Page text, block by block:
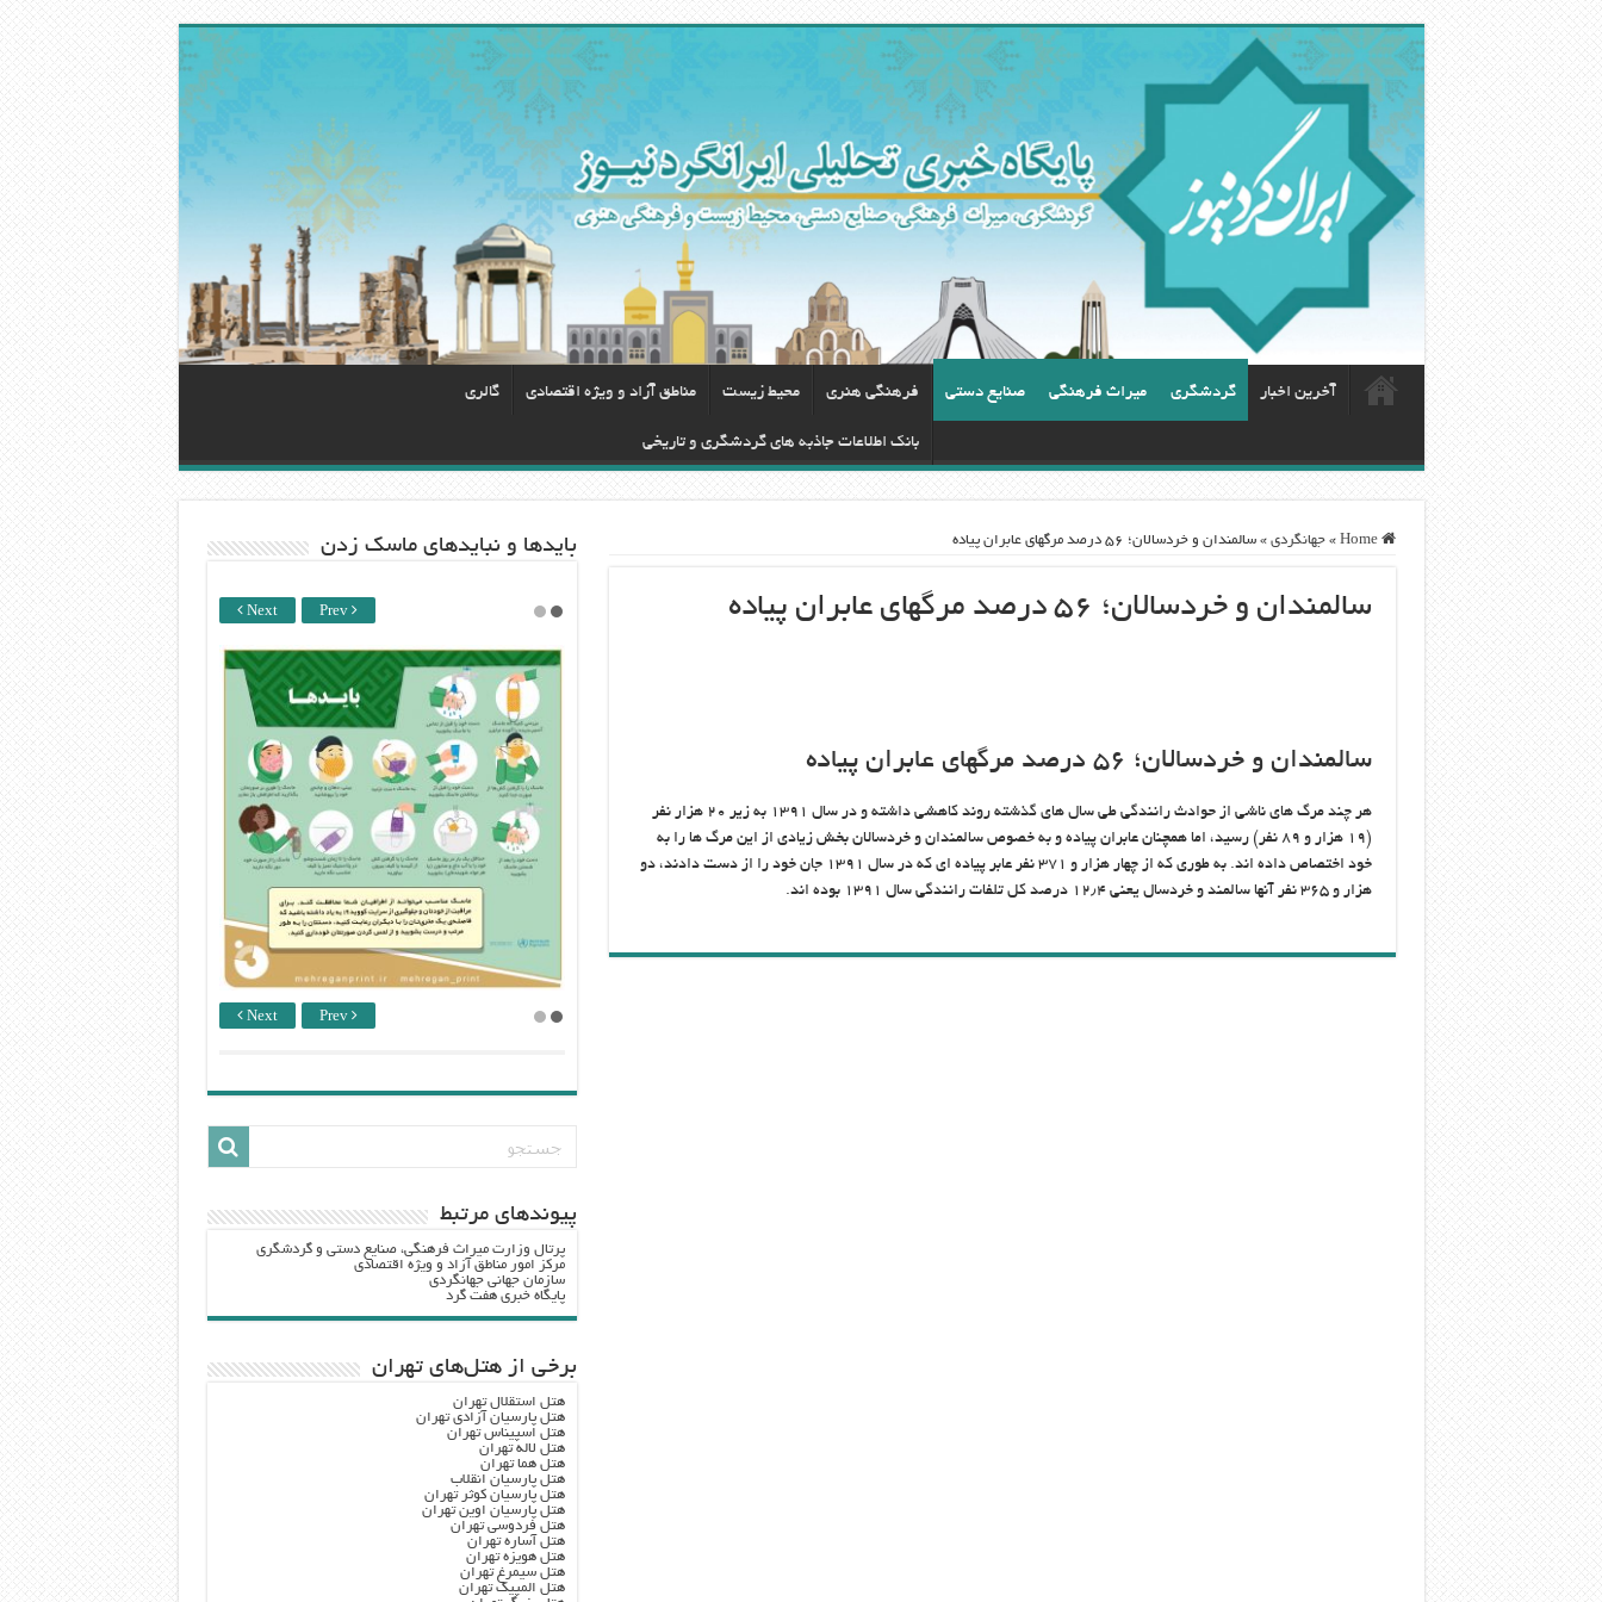
آخرین اخبار گردشگری ميراث فرهنگی صنایع دستی فرهنگی هنری محيط زيست مناطق آزاد و ویژه اقتصادی گالری
بانک اطلاعات جاذبه های گردشگری و تاریخی
Home
» جهانگردی » سالمندان و خردسالان؛ ۵۶ درصد مرگهای عابران پیاده
سالمندان و خردسالان؛ ۵۶ درصد مرگهای عابران پیاده
سالمندان و خردسالان؛ ۵۶ درصد مرگهای عابران پیاده
هر چند مرگ های ناشی از حوادث رانندگی طی سال های گذشته روند کاهشی داشته و در سال ۱۳۹۱ به زیر ۲۰ هزار نفر
(۱۹ هزار و ۸۹ نفر) رسید، اما همچنان عابران پیاده و به خصوص سالمندان و خردسالان بخش زیادی از این مرگ ها را به
خود اختصاص داده اند. به طوری که از چهار هزار و ۳۷۱ نفر عابر پیاده ای که در سال ۱۳۹۱ جان خود را از دست دادند، دو
هزار و ۳۶۵ نفر آنها سالمند و خردسال یعنی ۱۲٫۴ درصد کل تلفات رانندگی سال ۱۳۹۱ بوده اند.
باید‌ها و نبایدهای ماسک زدن
Next Prev
Next Prev
پيوندهاي مرتبط
پرتال وزارت ميراث فرهنگي، صنایع دستی و گردشگري
مرکز امور مناطق آزاد و ویژه اقتصادی
سازمان جهانی جهانگردی
پایگاه خبری هفت گرد
برخی از هتل‌های تهران
هتل استقلال تهران
هتل پارسیان آزادی تهران
هتل اسپیناس تهران
هتل لاله تهران
هتل هما تهران
هتل پارسیان انقلاب
هتل پارسیان کوثر تهران
هتل پارسیان اوین تهران
هتل فردوسی تهران
هتل آساره تهران
هتل هویزه تهران
هتل سیمرغ تهران
هتل المپیک تهران